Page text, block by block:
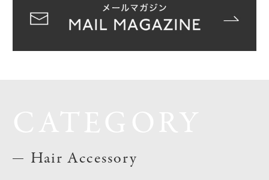
Hair Accessory